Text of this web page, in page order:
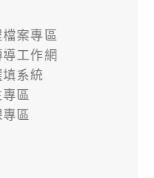
案專區
工作網
系統
區
區